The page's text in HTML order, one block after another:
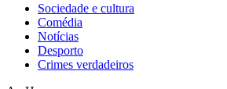
Sociedade e cultura
Comédia
Notícias
Desporto
Crimes verdadeiros